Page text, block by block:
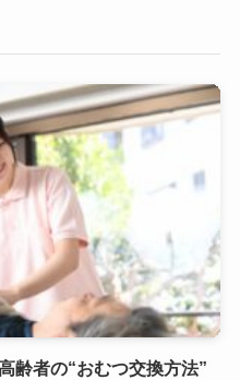
齢者の“おむつ交換方法”